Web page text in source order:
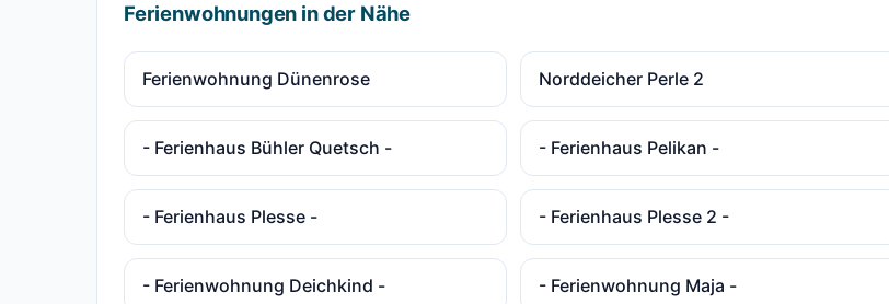
Ferienwohnungen in der Nähe
Ferienwohnung Dünenrose Norddeicher Perle 2
- Ferienhaus Bühler Quetsch - - Ferienhaus Pelikan -
- Ferienhaus Plesse - - Ferienhaus Plesse 2 -
- Ferienwohnung Deichkind - - Ferienwohnung Maja -